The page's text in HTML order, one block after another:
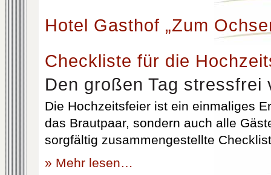
Hotel Gasthof „Zum
Checkliste für die
Den großen Tag stressfrei
Die Hochzeitsfeier ist ein einmaliges
das Brautpaar, sondern auch alle
sorgfältig zusammengestellte
» Mehr lesen…